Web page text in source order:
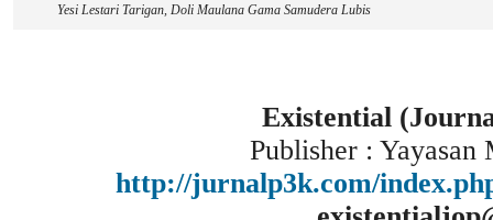
Yesi Lestari Tarigan, Doli Maulana Gama Samudera Lubis
Existential
Publisher : Yayasan
http://jurnalp3k.com/